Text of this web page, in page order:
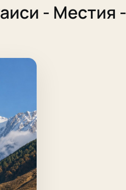
- Местия -